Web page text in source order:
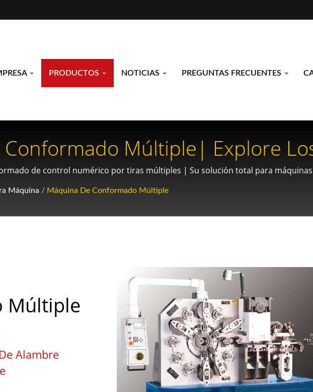
PRODUCTOS NOTICIAS PREGUNTAS FRECUENTES
Múltiple| Explore
Helicoidales: Funcionamiento
Carga Mejorada Con Yieh Chen
de control numérico por tiras múltiples | Su solución total para
Máquina / Máquina De Conformado Múltiple
Múltiple
Alambre